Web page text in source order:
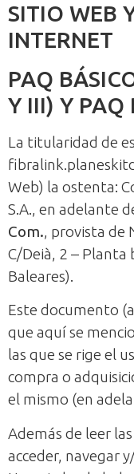
SITIO WEB
INTERNET
PAQ
Y III) Y PAQ
La titularidad de
Web) la ostenta:
S.A., en adelante
Com., provista de
C/Deià, 2 – Planta
Baleares).
Este documento
que aquí se
las que se rige el
compra o
el mismo (en
Además de leer
acceder, navegar